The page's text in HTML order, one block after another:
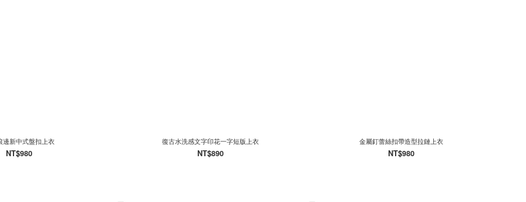
邊新中式盤扣上衣
NT$980
復古水洗感文字印花一字短版上衣
NT$890
金屬釘蕾絲扣帶造型拉鏈上衣
NT$980